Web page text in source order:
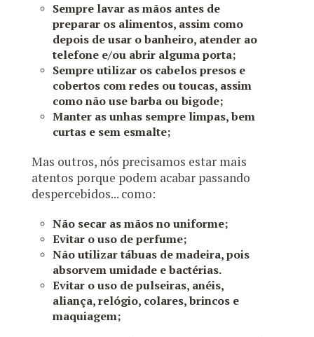
Sempre lavar as mãos antes de
preparar os alimentos, assim como
depois de usar o banheiro, atender ao
telefone e/ou abrir alguma porta;
Sempre utilizar os cabelos presos e
cobertos com redes ou toucas, assim
como não use barba ou bigode;
Manter as unhas sempre limpas, bem
curtas e sem esmalte;
Mas outros, nós precisamos estar mais
atentos porque podem acabar passando
despercebidos... como:
Não secar as mãos no uniforme;
Evitar o uso de perfume;
Não utilizar tábuas de madeira, pois
absorvem umidade e bactérias.
Evitar o uso de pulseiras, anéis,
aliança, relógio, colares, brincos e
maquiagem;